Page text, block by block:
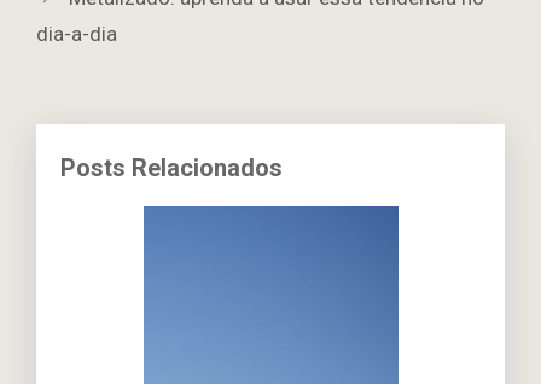
dia-a-dia
Posts Relacionados